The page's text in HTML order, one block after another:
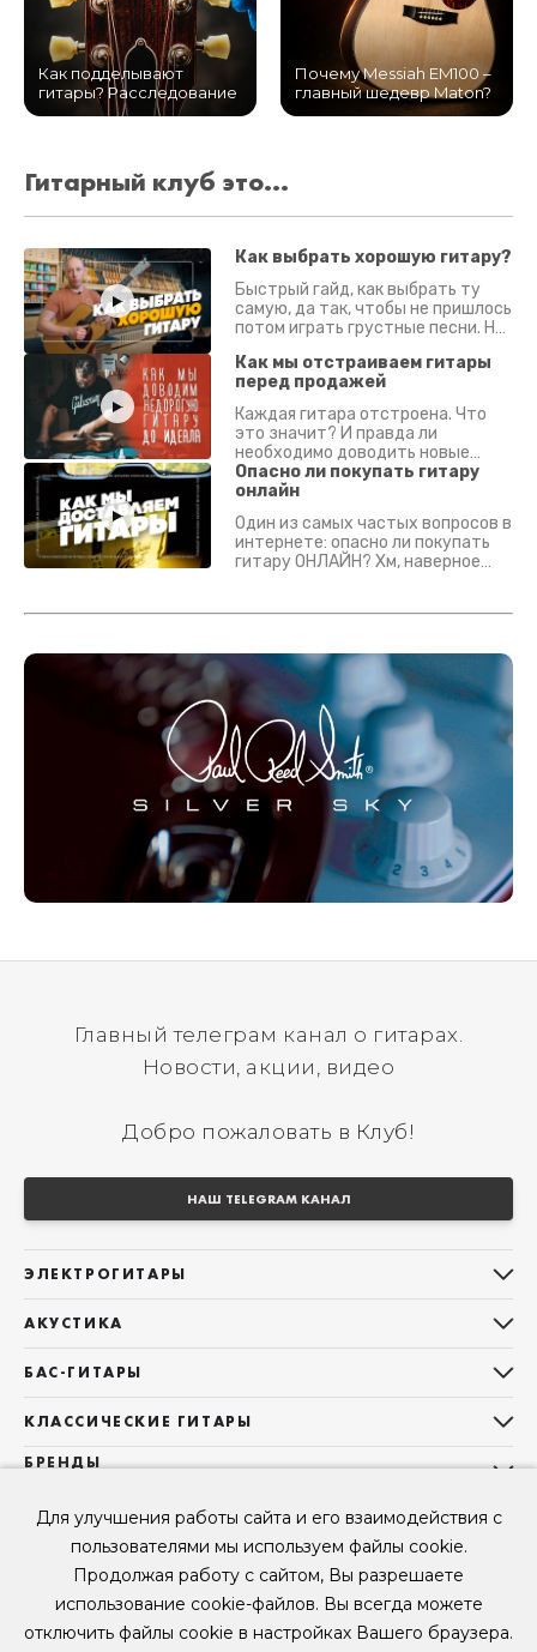
Для улучшения работы сайта и его взаимодействия с
пользователями мы используем файлы cookie.
Продолжая работу с сайтом, Вы разрешаете
использование cookie-файлов. Вы всегда можете
отключить файлы cookie в настройках Вашего браузера.
Как подделывают
гитары? Расследование
Почему Messiah EM100 –
главный шедевр Maton?
Гитарный клуб это...
Как выбрать хорошую гитару?
Быстрый гайд, как выбрать ту
самую, да так, чтобы не пришлось
потом играть грустные песни. На
Как мы отстраиваем гитары
перед продажей
Каждая гитара отстроена. Что
это значит? И правда ли
необходимо доводить новые
гитары? Если кратко - да.
Подробно - в видео :)
Опасно ли покупать гитару
онлайн
Один из самых частых вопросов в
интернете: опасно ли покупать
гитару ОНЛАЙН? Хм, наверное
застрахован. Случись что -
Главный телеграм канал о гитарах.
Новости, акции, видео
Добро пожаловать в Клуб!
НАШ TELEGRAM КАНАЛ
ЭЛЕКТРОГИТАРЫ
Telecaster
Les Paul
Superstrat
АКУСТИКА
Фолки (ОМ, 000, 00)
Гранд Аудиториум
Б/У, уцененные гитары
БАС-ГИТАРЫ
Precision Bass
Б/У, уцененные гитары
КЛАССИЧЕСКИЕ ГИТАРЫ
Все классические гитары
Б/У, уцененные гитары
БРЕНДЫ
Sigma Guitars
Enya Guitars
Fender
Gibson
Контакты
Мы в Telegram
Мы в ВК
Мы в YouTube